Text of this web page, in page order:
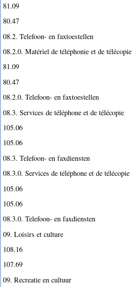
81.09
80.47
08.2. Telefoon- en faxtoestellen
08.2.0. Matériel de téléphonie et de télécopie
81.09
80.47
08.2.0. Telefoon- en faxtoestellen
08.3. Services de téléphone et de télécopie
105.06
105.06
08.3. Telefoon- en faxdiensten
08.3.0. Services de téléphone et de télécopie
105.06
105.06
08.3.0. Telefoon- en faxdiensten
09. Loisirs et culture
108.16
107.69
09. Recreatie en cultuur